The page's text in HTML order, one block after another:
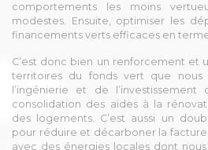
comportements les moins
modestes. Ensuite, optimiser les
financements verts efficaces en
C’est donc bien un renforcement et
territoires du fonds vert que nous
l’ingénierie et de
consolidation des aides à la
des logements. C’est aussi un
pour réduire et décarboner la
avec des énergies locales dont